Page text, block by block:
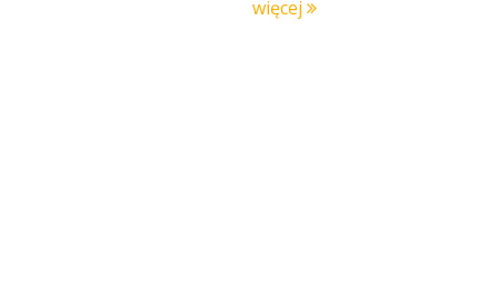
więcej